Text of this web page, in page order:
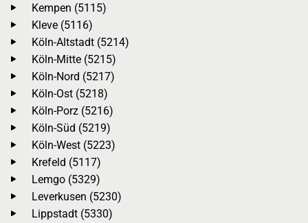
Kempen (5115)
Kleve (5116)
Köln-Altstadt (5214)
Köln-Mitte (5215)
Köln-Nord (5217)
Köln-Ost (5218)
Köln-Porz (5216)
Köln-Süd (5219)
Köln-West (5223)
Krefeld (5117)
Lemgo (5329)
Leverkusen (5230)
Lippstadt (5330)